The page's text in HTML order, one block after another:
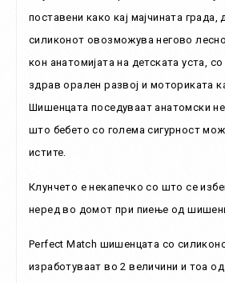
поставени како кај мајчината
силиконот овозможува негово
кон анатомијата на детската уста,
здрав орален развој и моториката
Шишенцата поседуваат анатомски
што бебето со голема сигурност
истите.
Клунчето е некапечко со што се
неред во домот при пиење од
Perfect Match шишенцата со
изработуваат во 2 величини и тоа од